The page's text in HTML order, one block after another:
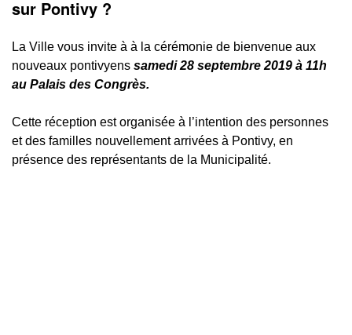
sur Pontivy ?
La Ville vous invite à à la cérémonie de bienvenue aux
nouveaux pontivyens samedi 28 septembre 2019 à 11h
au Palais des Congrès.
Cette réception est organisée à l’intention des personnes
et des familles nouvellement arrivées à Pontivy, en
présence des représentants de la Municipalité.